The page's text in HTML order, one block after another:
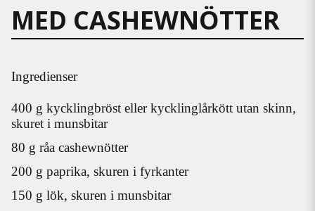
MED CASHEWNÖTTER
Ingredienser
400 g kycklingbröst eller kycklinglårkött utan skinn,
skuret i munsbitar
80 g råa cashewnötter
200 g paprika, skuren i fyrkanter
150 g lök, skuren i munsbitar